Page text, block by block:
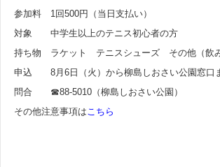
参加料 1回500円（当日支払い）
対象 中学生以上のテニス初心者の方
持ち物 ラケット テニスシューズ その他（
申込 8月6日（火）から柳島しおさい公園窓口
問合 ☎88-5010（柳島しおさい公園）
その他注意事項はこちら